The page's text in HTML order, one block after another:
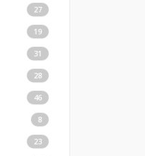
27
19
31
28
46
8
23